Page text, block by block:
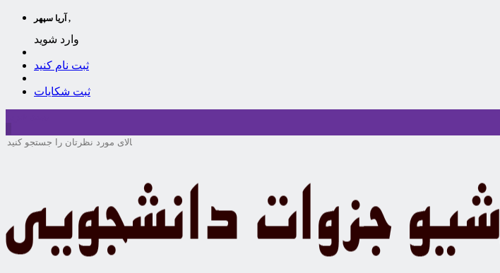
آریا سپهر ,
وارد شوید
ثبت نام کنید
ثبت شکایات